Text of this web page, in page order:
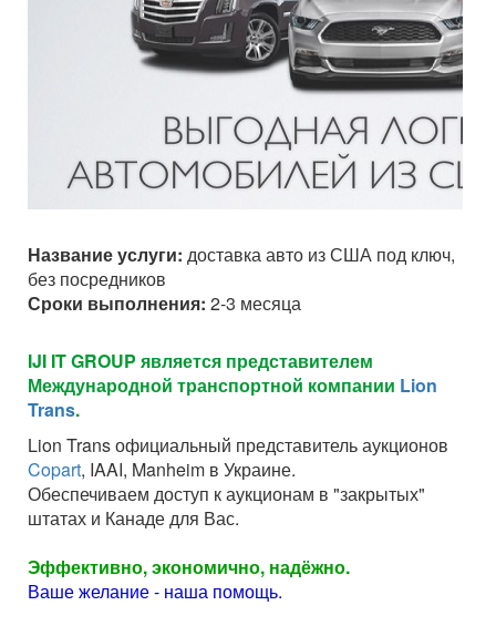
Название услуги: доставка авто из США под ключ,
без посредников
Сроки выполнения: 2-3 месяца
IJI IT GROUP является представителем
Международной транспортной компании Lion
Trans.
Lion Trans официальный представитель аукционов
Copart, IAAI, Manheim в Украине.
Обеспечиваем доступ к аукционам в "закрытых"
штатах и Канаде для Вас.
Эффективно, экономично, надёжно.
Ваше желание - наша помощь.